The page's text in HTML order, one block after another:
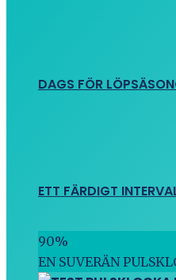
DAGS FÖR
ETT FÄRDIGT
90%
EN SUVERÄN